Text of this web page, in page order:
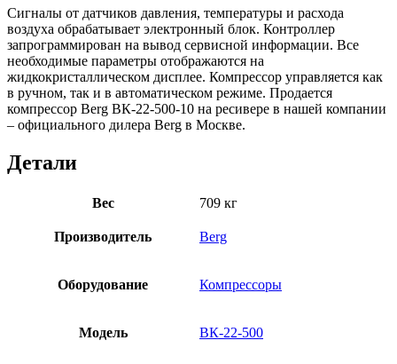
Сигналы от датчиков давления, температуры и расхода
воздуха обрабатывает электронный блок. Контроллер
запрограммирован на вывод сервисной информации. Все
необходимые параметры отображаются на
жидкокристаллическом дисплее. Компрессор управляется как
в ручном, так и в автоматическом режиме. Продается
компрессор Berg ВК-22-500-10 на ресивере в нашей компании
– официального дилера Berg в Москве.
Детали
Вес 709 кг
Производитель Berg
Оборудование Компрессоры
Модель ВК-22-500